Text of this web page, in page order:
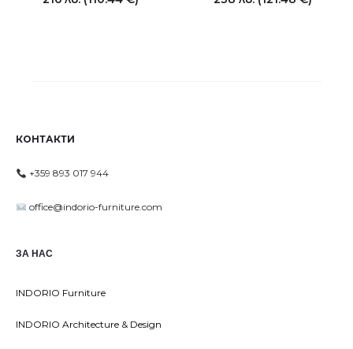
КОНТАКТИ
+359 893 017 944
office@indorio-furniture.com
ЗА НАС
INDORIO Furniture
INDORIO Architecture & Design